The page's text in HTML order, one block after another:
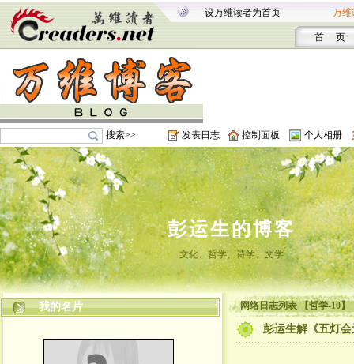
设万维读者为首页 万维
首 页
搜索>> 发表日志 控制面板 个人相册
彭运生的博客
文化、哲学、诗学、文学
我的名片 网络日志列表 【哲学-10】
彭运生解《五灯